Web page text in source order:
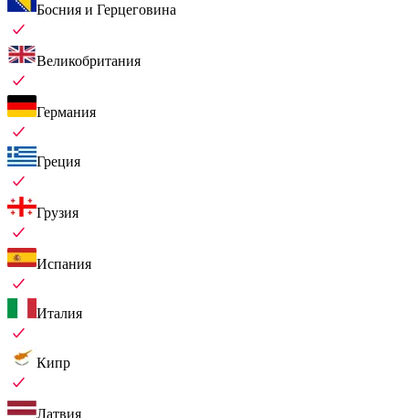
Босния и Герцеговина
Великобритания
Германия
Греция
Грузия
Испания
Италия
Кипр
Латвия